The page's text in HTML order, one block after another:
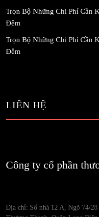
Trọn Bộ Những Chi Phí Cần
Đêm
Trọn Bộ Những Chi Phí Cần
Đêm
LIÊN HỆ
Công ty cổ phần
Địa chỉ: Số nhà 12 A, Ngõ 74/